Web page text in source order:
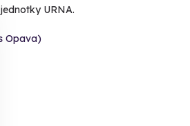
URNA.
Opava)